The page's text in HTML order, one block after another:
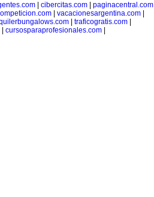
cibercitas.com paginacentral.com
vacacionesargentina.com
| traficogratis.com|
| cursosparaprofesionales.com|